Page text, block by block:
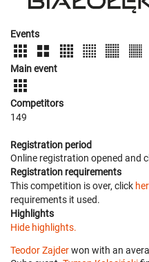
Events
Main event
Competitors
149
Registration period
Online registration opened and
Registration requirements
This competition is over, click
requirements it used.
Highlights
Hide highlights.
Teodor Zajderwon with an